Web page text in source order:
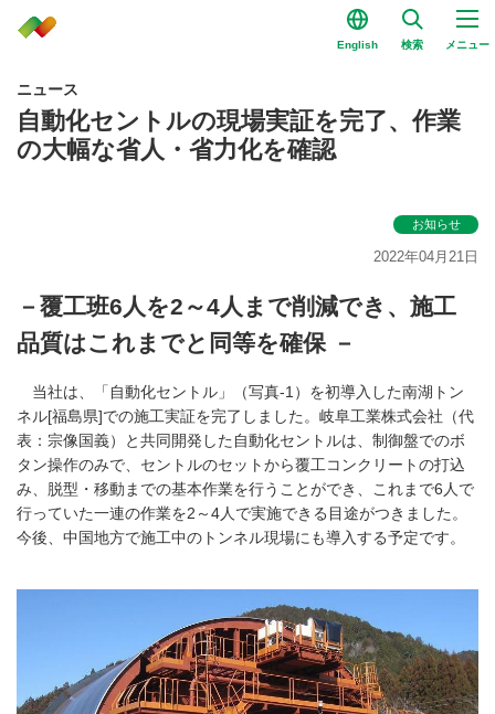
English 検索 メニュー
ニュース
自動化セントルの現場実証を完了、作業
の大幅な省人・省力化を確認
お知らせ
2022年04月21日
－覆工班6人を2～4人まで削減でき、施工
品質はこれまでと同等を確保 －
当社は、「自動化セントル」（写真-1）を初導入した南湖トン
ネル[福島県]での施工実証を完了しました。岐阜工業株式会社（代
表：宗像国義）と共同開発した自動化セントルは、制御盤でのボ
タン操作のみで、セントルのセットから覆工コンクリートの打込
み、脱型・移動までの基本作業を行うことができ、これまで6人で
行っていた一連の作業を2～4人で実施できる目途がつきました。
今後、中国地方で施工中のトンネル現場にも導入する予定です。